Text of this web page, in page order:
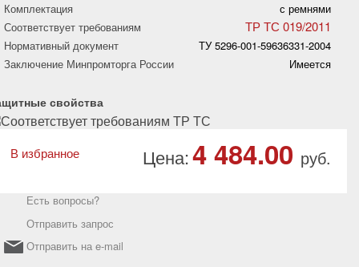
Комплектация
с ремнями
Соответствует требованиям
ТР ТС 019/2011
Нормативный документ
ТУ 5296-001-59636331-2004
Заключение Минпромторга России
Имеется
свойства
Цена:4 484.00 руб.
В избранное
Есть вопросы?
Отправить запрос
Отправить на e-mail